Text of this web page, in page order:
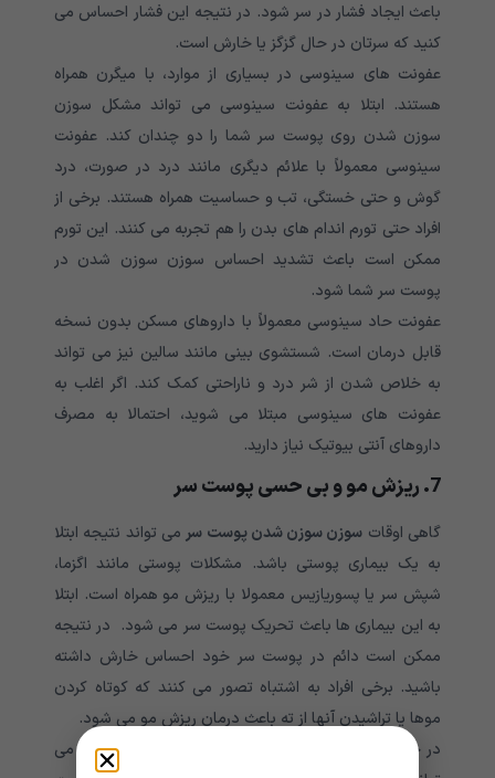
باعث ایجاد فشار در سر شود. در نتیجه این فشار احساس می
کنید که سرتان در حال گزگز یا خارش است.
عفونت های سینوسی در بسیاری از موارد، با میگرن همراه
هستند. ابتلا به عفونت سینوسی می تواند مشکل سوزن
سوزن شدن روی پوست سر شما را دو چندان کند. عفونت
سینوسی معمولاً با علائم دیگری مانند درد در صورت، درد
گوش و حتی خستگی، تب و حساسیت همراه هستند. برخی از
افراد حتی تورم اندام های بدن را هم تجربه می کنند. این تورم
ممکن است باعث تشدید احساس سوزن سوزن شدن در
پوست سر شما شود.
عفونت حاد سینوسی معمولاً با داروهای مسکن بدون نسخه
قابل درمان است. شستشوی بینی مانند سالین نیز می تواند
به خلاص شدن از شر درد و ناراحتی کمک کند. اگر اغلب به
عفونت های سینوسی مبتلا می شوید، احتمالا به مصرف
داروهای آنتی بیوتیک نیاز دارید.
7. ریزش مو و بی حسی پوست سر
گاهی اوقات سوزن سوزن شدن پوست سر می تواند نتیجه ابتلا
به یک بیماری پوستی باشد. مشکلات پوستی مانند اگزما،
شپش سر یا پسوریازیس معمولا با ریزش مو همراه است. ابتلا
به این بیماری ها باعث تحریک پوست سر می شود. در نتیجه
ممکن است دائم در پوست سر خود احساس خارش داشته
باشید. برخی افراد به اشتباه تصور می کنند که کوتاه کردن
موها یا تراشیدن آنها از ته باعث درمان ریزش مو می شود.
در حالیکه تراشیدن موی سر هرگز ایده خوبی نیست. اینکار می